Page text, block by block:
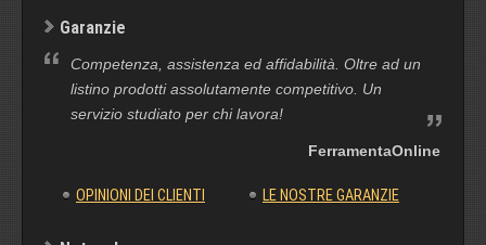
Garanzie
Competenza, assistenza ed affidabilità. Oltre ad un
listino prodotti assolutamente competitivo. Un
servizio studiato per chi lavora!
FerramentaOnline
OPINIONI DEI CLIENTI LE NOSTRE GARANZIE